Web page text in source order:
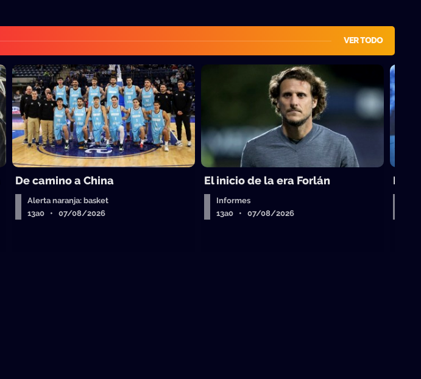
VER TODO
De camino a China
Alerta naranja: basket
13a0 • 07/08/2026
El inicio de la era Forlán
Informes
13a0 • 07/08/2026
El